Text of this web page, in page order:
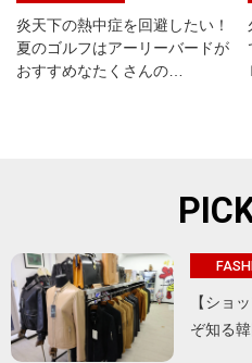
炎天下の熱中症を回避したい！
夏のゴルフはアーリーバードが
おすすめなたくさんの…
【ショ
ぞ知る